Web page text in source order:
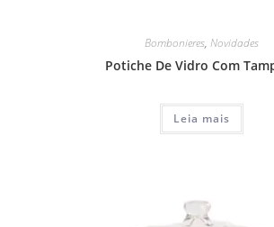
Bombonieres, Novidades
Potiche De Vidro Com
Leia mais